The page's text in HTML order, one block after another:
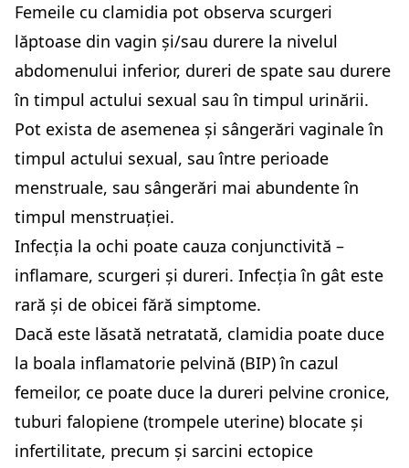
Femeile cu clamidia pot observa scurgeri
lăptoase din vagin și/sau durere la nivelul
abdomenului inferior, dureri de spate sau durere
în timpul actului sexual sau în timpul urinării.
Pot exista de asemenea și sângerări vaginale în
timpul actului sexual, sau între perioade
menstruale, sau sângerări mai abundente în
timpul menstruației.
Infecția la ochi poate cauza conjunctivită –
inflamare, scurgeri și dureri. Infecția în gât este
rară și de obicei fără simptome.
Dacă este lăsată netratată, clamidia poate duce
la boala inflamatorie pelvină (BIP) în cazul
femeilor, ce poate duce la dureri pelvine cronice,
tuburi falopiene (trompele uterine) blocate și
infertilitate, precum și sarcini ectopice